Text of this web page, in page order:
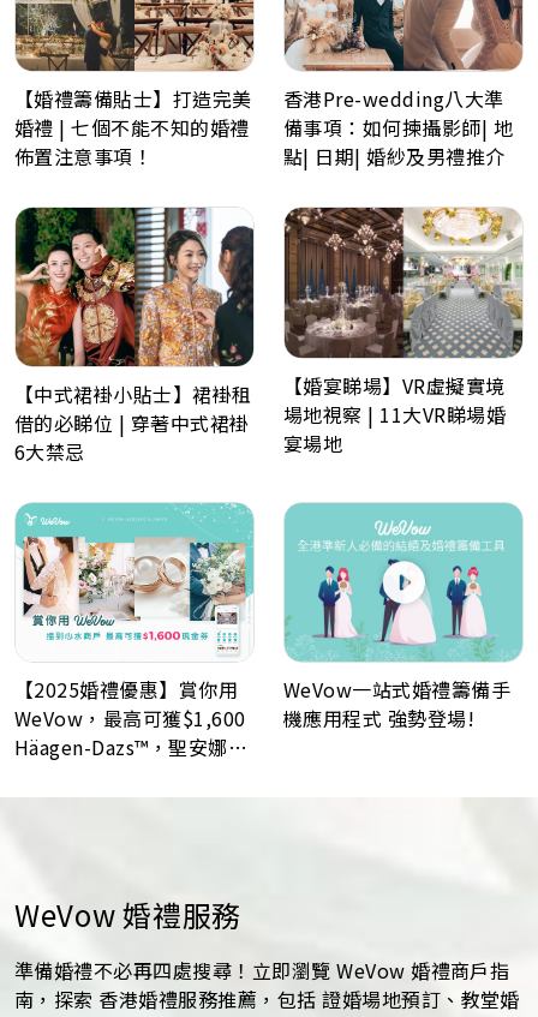
【婚禮籌備貼士】打造完美
婚禮 | 七個不能不知的婚禮
佈置注意事項！
香港Pre-wedding八大準
備事項：如何揀攝影師| 地
點| 日期| 婚紗及男禮推介
【中式裙褂小貼士】裙褂租
借的必睇位 | 穿著中式裙褂
6大禁忌
【婚宴睇場】VR虛擬實境
場地視察 | 11大VR睇場婚
宴場地
【2025婚禮優惠】賞你用
WeVow，最高可獲$1,600
Häagen-Dazs™，聖安娜餅
WeVow一站式婚禮籌備手
機應用程式 強勢登場!
WeVow 婚禮服務
準備婚禮不必再四處搜尋！立即瀏覽 WeVow 婚禮商戶指
南，探索 香港婚禮服務推薦，包括 證婚場地預訂、教堂婚